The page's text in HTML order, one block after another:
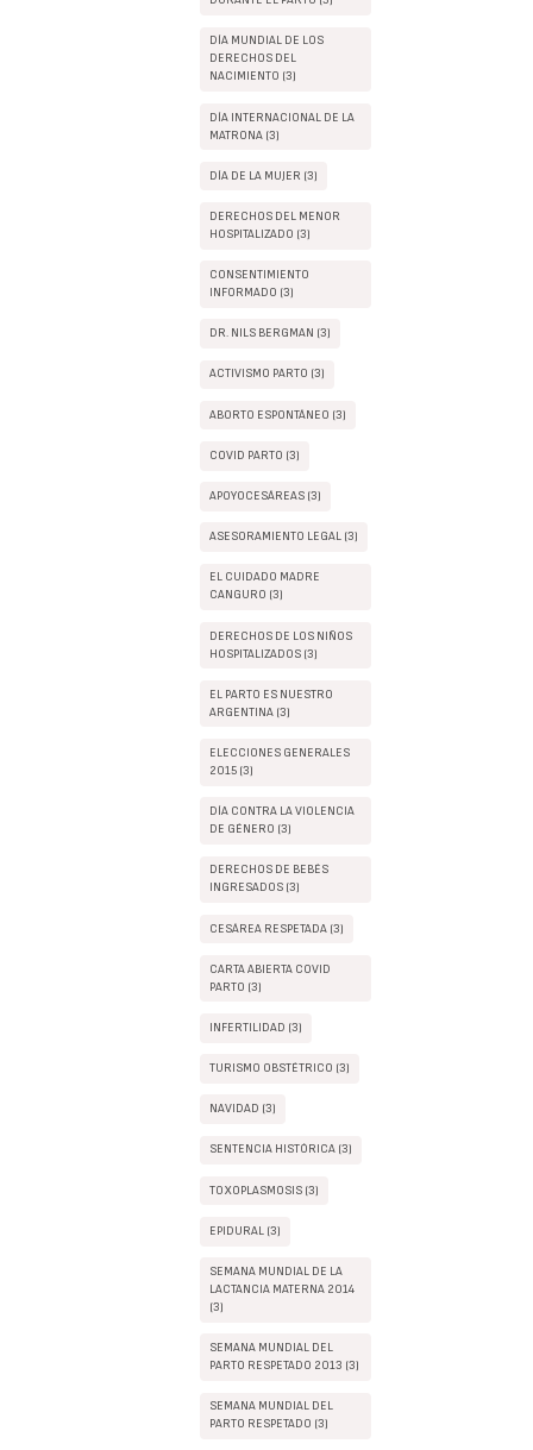
DÍA MUNDIAL DE LOS
DERECHOS DEL
NACIMIENTO (3)
DÍA INTERNACIONAL DE LA
MATRONA (3)
DÍA DE LA MUJER (3)
DERECHOS DEL MENOR
HOSPITALIZADO (3)
CONSENTIMIENTO
INFORMADO (3)
DR. NILS BERGMAN (3)
ACTIVISMO PARTO (3)
ABORTO ESPONTÁNEO (3)
COVID PARTO (3)
APOYOCESÁREAS (3)
ASESORAMIENTO LEGAL (3)
EL CUIDADO MADRE
CANGURO (3)
DERECHOS DE LOS NIÑOS
HOSPITALIZADOS (3)
EL PARTO ES NUESTRO
ARGENTINA (3)
ELECCIONES GENERALES
2015 (3)
DÍA CONTRA LA VIOLENCIA
DE GÉNERO (3)
DERECHOS DE BEBÉS
INGRESADOS (3)
CESÁREA RESPETADA (3)
CARTA ABIERTA COVID
PARTO (3)
INFERTILIDAD (3)
TURISMO OBSTÉTRICO (3)
NAVIDAD (3)
SENTENCIA HISTÓRICA (3)
TOXOPLASMOSIS (3)
EPIDURAL (3)
SEMANA MUNDIAL DE LA
LACTANCIA MATERNA 2014
(3)
SEMANA MUNDIAL DEL
PARTO RESPETADO 2013 (3)
SEMANA MUNDIAL DEL
PARTO RESPETADO (3)